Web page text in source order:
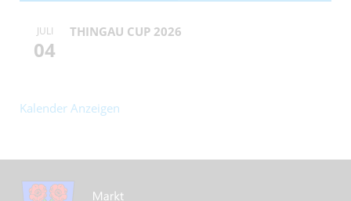
JULI
04
THINGAU CUP 2026
Kalender Anzeigen